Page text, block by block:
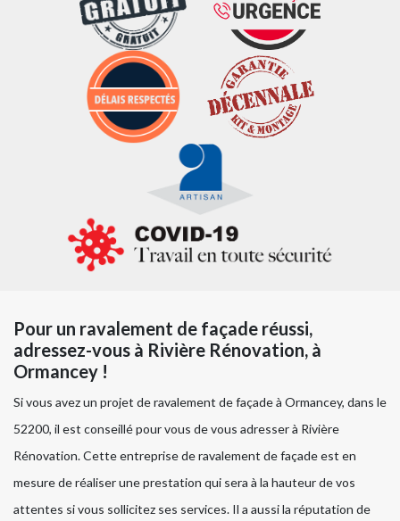
Pour un ravalement de façade réussi,
adressez-vous à Rivière Rénovation, à
Ormancey !
Si vous avez un projet de ravalement de façade à Ormancey, dans le
52200, il est conseillé pour vous de vous adresser à Rivière
Rénovation. Cette entreprise de ravalement de façade est en
mesure de réaliser une prestation qui sera à la hauteur de vos
attentes si vous sollicitez ses services. Il a aussi la réputation de